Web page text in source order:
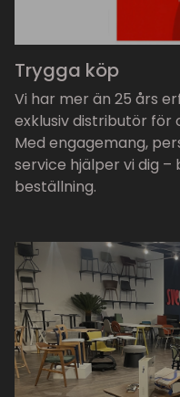
Trygga köp
Vi har mer än 25 års
exklusiv distributör för
Med engagemang,
service hjälper vi dig
beställning.